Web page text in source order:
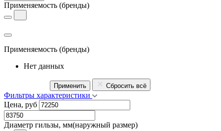
Применяемость (бренды)
Применяемость (бренды)
Нет данных
Применить Сбросить всё
Фильтры характеристики
Цена, руб
Диаметр гильзы, мм(наружный размер)